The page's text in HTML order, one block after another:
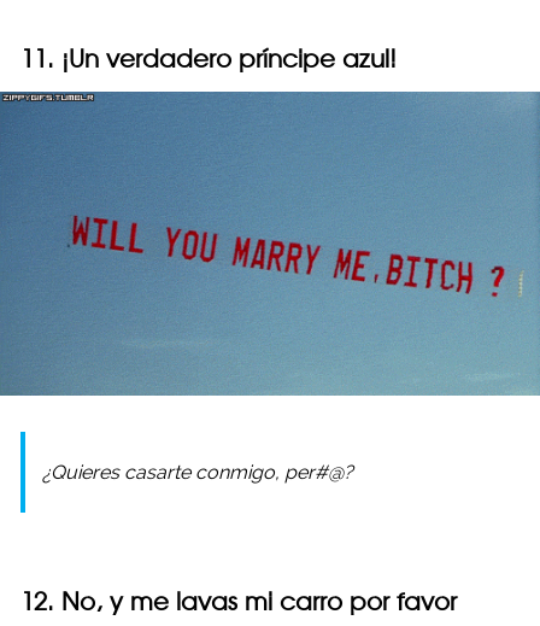
11. ¡Un verdadero príncipe azul!
¿Quieres casarte conmigo, per#@?
12. No, y me lavas mi carro por favor